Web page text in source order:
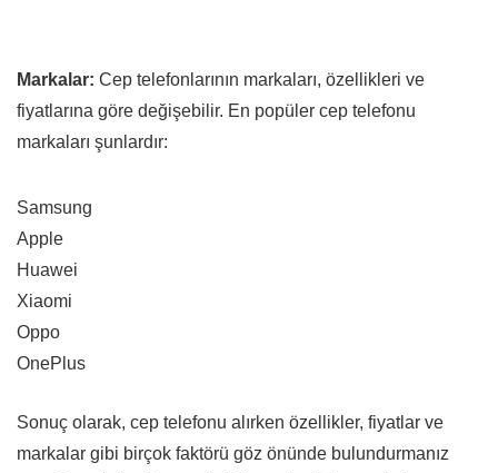
Markalar: Cep telefonlarının markaları, özellikleri ve
fiyatlarına göre değişebilir. En popüler cep telefonu
markaları şunlardır:
Samsung
Apple
Huawei
Xiaomi
Oppo
OnePlus
Sonuç olarak, cep telefonu alırken özellikler, fiyatlar ve
markalar gibi birçok faktörü göz önünde bulundurmanız